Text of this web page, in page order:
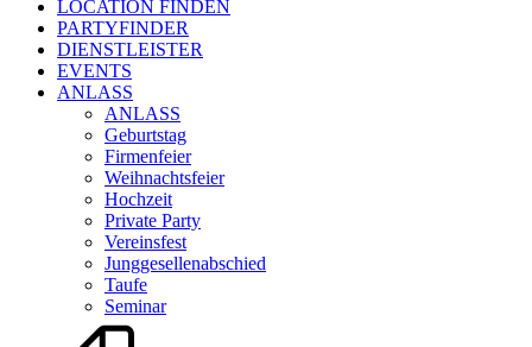
LOCATION FINDEN
PARTYFINDER
DIENSTLEISTER
EVENTS
ANLASS
ANLASS
Geburtstag
Firmenfeier
Weihnachtsfeier
Hochzeit
Private Party
Vereinsfest
Junggesellenabschied
Taufe
Seminar